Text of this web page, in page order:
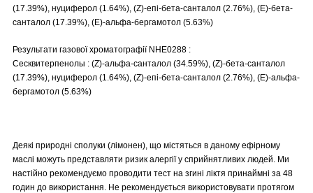
(17.39%), нуциферол (1.64%), (Z)-епі-бета-санталол (2.76%), (E)-бета-
санталол (17.39%), (E)-альфа-бергамотол (5.63%)
Результати газової хроматографії NHE0288 :
Сесквитерпенолы : (Z)-альфа-санталол (34.59%), (Z)-бета-санталол
(17.39%), нуциферол (1.64%), (Z)-епі-бета-санталол (2.76%), (E)-альфа-
бергамотол (5.63%)
Деякі природні сполуки (лімонен), що містяться в даному ефірному
маслі можуть представляти ризик алергії у сприйнятливих людей. Ми
настійно рекомендуємо проводити тест на згині ліктя принаймні за 48
годин до використання. Не рекомендується використовувати протягом